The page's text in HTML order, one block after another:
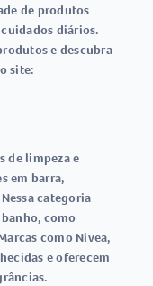
de produtos
cuidados diários.
e descubra
site:
de limpeza e
em barra,
categoria
como
como Nivea,
e oferecem